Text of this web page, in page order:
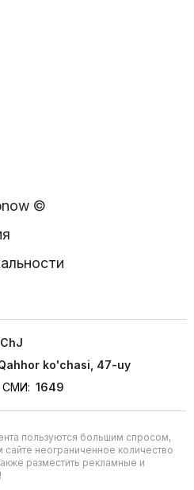
©
ko'chasi, 47-uy
СМИ: 1649
пользуются большим спросом,
неограниченное количество
разместить рекламные и